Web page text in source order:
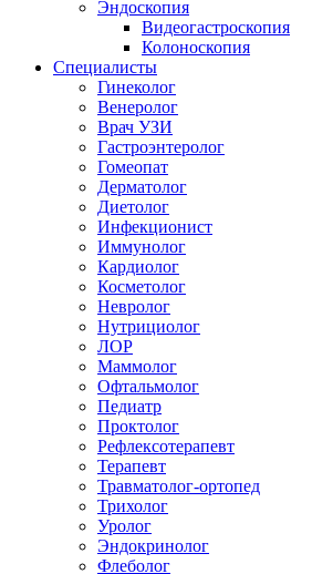
Эндоскопия
Видеогастроскопия
Колоноскопия
Специалисты
Гинеколог
Венеролог
Врач УЗИ
Гастроэнтеролог
Гомеопат
Дерматолог
Диетолог
Инфекционист
Иммунолог
Кардиолог
Косметолог
Невролог
Нутрициолог
ЛОР
Маммолог
Офтальмолог
Педиатр
Проктолог
Рефлексотерапевт
Терапевт
Травматолог-ортопед
Трихолог
Уролог
Эндокринолог
Флеболог